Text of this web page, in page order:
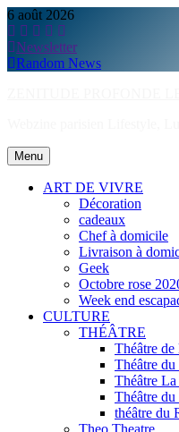
Skip
to
content
6 août 2026
Newsletter
Random News
Menu
ART DE VIVRE
Décoration
cadeaux
Chef à domicile
Livraison à
Geek
Octobre rose
Week end
CULTURE
THÉÂTRE
Théâtre de
Théâtre
Théâtre La
Théâtre
théâtre du
Theo Theatre